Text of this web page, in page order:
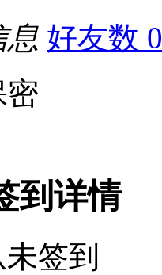
息 好友数 0
密
到详情
签到